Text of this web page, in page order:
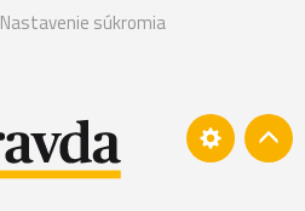
Nastavenie súkromia